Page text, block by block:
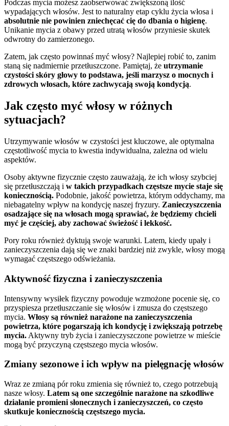
Podczas mycia możesz zaobserwować zwiększoną ilość
wypadających włosów. Jest to naturalny etap cyklu życia włosa i
absolutnie nie powinien zniechęcać cię do dbania o higienę.
Unikanie mycia z obawy przed utratą włosów przyniesie skutek
odwrotny do zamierzonego.
Zatem, jak często powinnaś myć włosy? Najlepiej robić to, zanim
staną się nadmiernie przetłuszczone. Pamiętaj, że utrzymanie
czystości skóry głowy to podstawa, jeśli marzysz o mocnych i
zdrowych włosach, które zachwycają swoją kondycją.
Jak często myć włosy w różnych
sytuacjach?
Utrzymywanie włosów w czystości jest kluczowe, ale optymalna
częstotliwość mycia to kwestia indywidualna, zależna od wielu
aspektów.
Osoby aktywne fizycznie często zauważają, że ich włosy szybciej
się przetłuszczają i w takich przypadkach częstsze mycie staje się
koniecznością. Podobnie, jakość powietrza, którym oddychamy, ma
niebagatelny wpływ na kondycję naszej fryzury. Zanieczyszczenia
osadzające się na włosach mogą sprawiać, że będziemy chcieli
myć je częściej, aby zachować świeżość i lekkość.
Pory roku również dyktują swoje warunki. Latem, kiedy upały i
zanieczyszczenia dają się we znaki bardziej niż zwykle, włosy mogą
wymagać częstszego odświeżania.
Aktywność fizyczna i zanieczyszczenia
Intensywny wysiłek fizyczny powoduje wzmożone pocenie się, co
przyspiesza przetłuszczanie się włosów i zmusza do częstszego
mycia. Włosy są również narażone na zanieczyszczenia
powietrza, które pogarszają ich kondycję i zwiększają potrzebę
mycia. Aktywny tryb życia i zanieczyszczone powietrze w mieście
mogą być przyczyną częstszego mycia włosów.
Zmiany sezonowe i ich wpływ na pielęgnację włosów
Wraz ze zmianą pór roku zmienia się również to, czego potrzebują
nasze włosy. Latem są one szczególnie narażone na szkodliwe
działanie promieni słonecznych i zanieczyszczeń, co często
skutkuje koniecznością częstszego mycia.